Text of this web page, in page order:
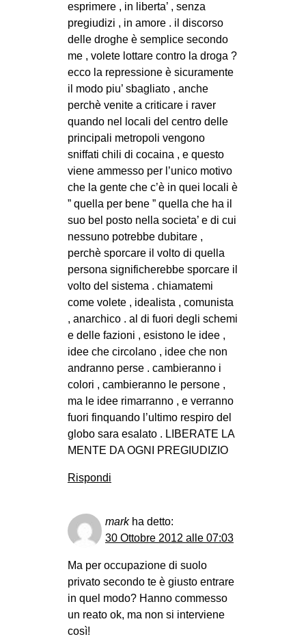
esprimere , in liberta’ , senza
pregiudizi , in amore . il discorso
delle droghe è semplice secondo
me , volete lottare contro la droga ?
ecco la repressione è sicuramente
il modo piu’ sbagliato , anche
perchè venite a criticare i raver
quando nel locali del centro delle
principali metropoli vengono
sniffati chili di cocaina , e questo
viene ammesso per l’unico motivo
che la gente che c’è in quei locali è
” quella per bene ” quella che ha il
suo bel posto nella societa’ e di cui
nessuno potrebbe dubitare ,
perchè sporcare il volto di quella
persona significherebbe sporcare il
volto del sistema . chiamatemi
come volete , idealista , comunista
, anarchico . al di fuori degli schemi
e delle fazioni , esistono le idee ,
idee che circolano , idee che non
andranno perse . cambieranno i
colori , cambieranno le persone ,
ma le idee rimarranno , e verranno
fuori finquando l’ultimo respiro del
globo sara esalato . LIBERATE LA
MENTE DA OGNI PREGIUDIZIO
Rispondi
mark ha detto:
30 Ottobre 2012 alle 07:03
Ma per occupazione di suolo
privato secondo te è giusto entrare
in quel modo? Hanno commesso
un reato ok, ma non si interviene
così!